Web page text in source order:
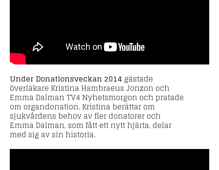
Under Donationsveckan 2014 gästade
överläkare Kristina Hambraeus Jonzon och
Emma Dalman TV4 Nyhetsmorgon och pratade
om organdonation. Kristina berättar om
sjukvårdens behov av fler donatorer och
Emma Dalman, som fått ett nytt hjärta, delar
med sig av sin historia.